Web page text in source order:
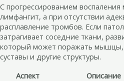
С прогрессированием
лимфангит, а при отсутствии
расплавление тромбов. Если
затрагивает соседние ткани,
который может поражать мышцы,
суставы и другие структуры.
Аспект
Описание